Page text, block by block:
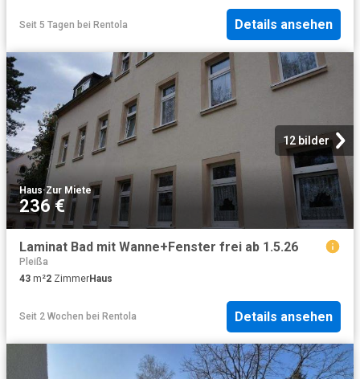
Seit 5 Tagen bei Rentola Details ansehen
12 bilder
Haus·Zur Miete
236 €
Laminat Bad mit Wanne+Fenster frei ab 1.5.26
Pleißa
43 m²2 ZimmerHaus
Seit 2 Wochen bei Rentola Details ansehen